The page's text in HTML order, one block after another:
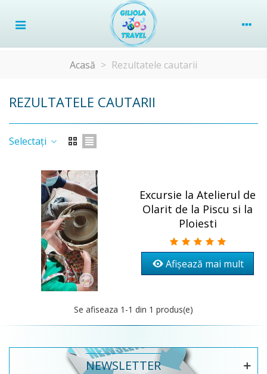
Acasă > Rezultatele cautarii
REZULTATELE CAUTARII
Selectați
Excursie la Atelierul de
Olarit de la Piscu si la
Ploiesti
Afișează mai mult
Se afiseaza 1 -1 din 1 produs(e)
NEWSLETTER